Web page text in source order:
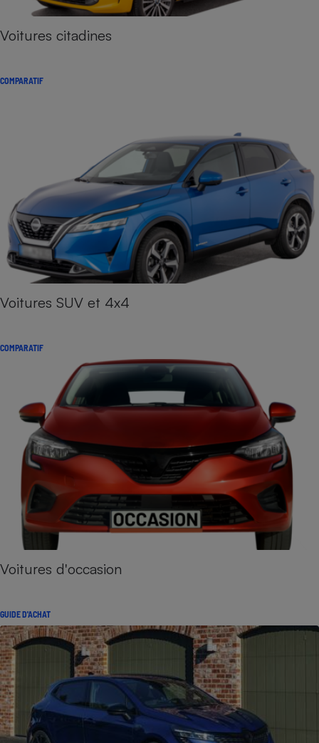
Voitures citadines
COMPARATIF
Voitures SUV et 4x4
COMPARATIF
Voitures d'occasion
GUIDE D'ACHAT